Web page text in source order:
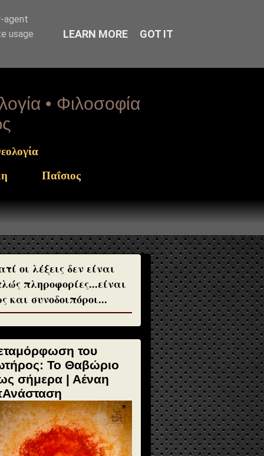
• Φιλοσοφία
Παΐσιος
οι λέξεις δεν είναι
πληροφορίες...είναι
και συνοδοιπόροι...
του
Το Θαβώριο
σήμερα | Αέναη
agent
usage
LEARN MORE GOT IT